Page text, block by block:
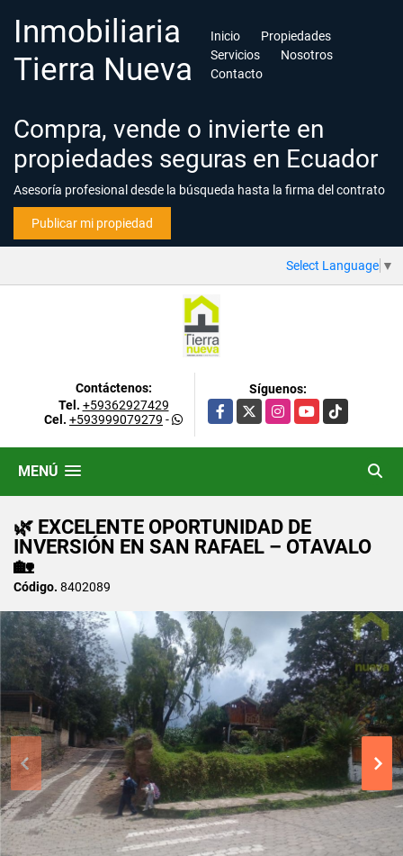
Inmobiliaria
Tierra Nueva
Inicio
Propiedades
Servicios
Nosotros
Contacto
Compra, vende o invierte en
propiedades seguras en Ecuador
Asesoría profesional desde la búsqueda hasta la firma del contrato
Publicar mi propiedad
Select Language ▼
Contáctenos:
Tel. +59362927429
Cel. +593999079279 -
Síguenos:
Facebook
X InstagramYouTubeTikTok
MENÚ
🌿 EXCELENTE OPORTUNIDAD DE
INVERSIÓN EN SAN RAFAEL – OTAVALO
🏡
Código. 8402089